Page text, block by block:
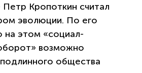
Кропоткин считал
эволюции. По его
на этом «социал-
возможно
общества